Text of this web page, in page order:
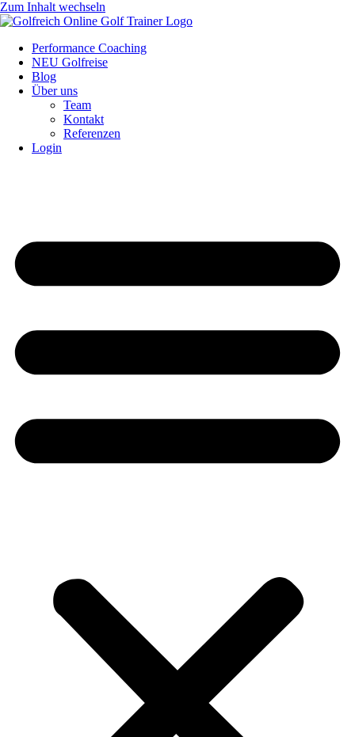
Zum Inhalt wechseln
Performance Coaching
NEU Golfreise
Blog
Über uns
Team
Kontakt
Referenzen
Login